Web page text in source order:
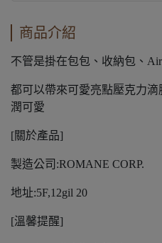
商品介紹
不管是掛在包包、收納包、
都可以帶來可愛亮點壓克力
潤可愛
[關於產品]
製造公司:ROMANE CORP.
地址:5F,12gil 20
[溫馨提醒]